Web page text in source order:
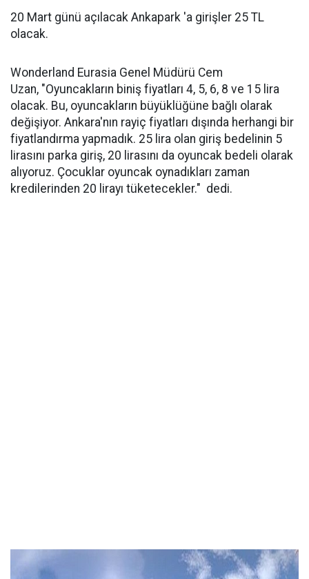
20 Mart günü açılacak Ankapark 'a girişler 25 TL
olacak.
Wonderland Eurasia Genel Müdürü Cem
Uzan, "Oyuncakların biniş fiyatları 4, 5, 6, 8 ve 15 lira
olacak. Bu, oyuncakların büyüklüğüne bağlı olarak
değişiyor. Ankara'nın rayiç fiyatları dışında herhangi bir
fiyatlandırma yapmadık. 25 lira olan giriş bedelinin 5
lirasını parka giriş, 20 lirasını da oyuncak bedeli olarak
alıyoruz. Çocuklar oyuncak oynadıkları zaman
kredilerinden 20 lirayı tüketecekler." dedi.